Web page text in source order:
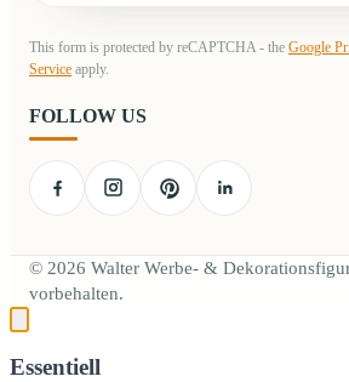
This form is protected by reCAPTCHA - the Google
Service apply.
FOLLOW US
© 2026 Walter Werbe- &
vorbehalten.
Essentiell